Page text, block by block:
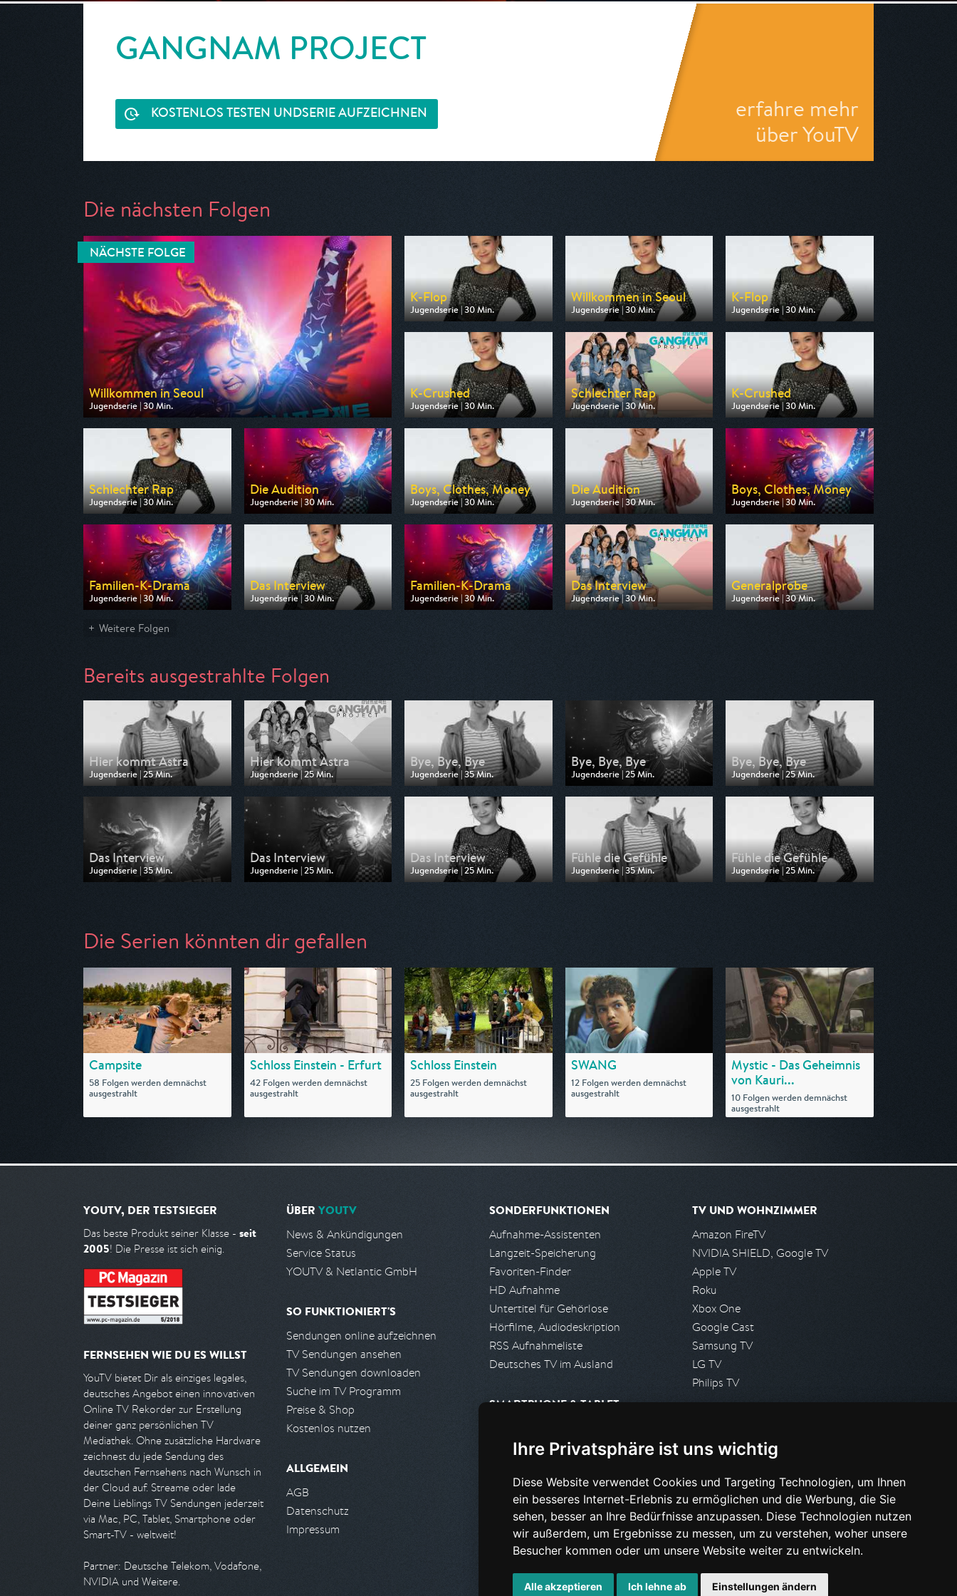
Ihre Privatsphäre ist uns wichtig
Diese Website verwendet Cookies und Targeting Technologien, um Ihnen
ein besseres Internet-Erlebnis zu ermöglichen und die Werbung, die Sie
sehen, besser an Ihre Bedürfnisse anzupassen. Diese Technologien nutzen
wir außerdem, um Ergebnisse zu messen, um zu verstehen, woher unsere
Besucher kommen oder um unsere Website weiter zu entwickeln.
Alle akzeptieren Ich lehne ab Einstellungen ändern
GANGNAM PROJECT
KOSTENLOS TESTEN UNDSERIE AUFZEICHNEN
erfahre mehr
über YouTV
Die nächsten Folgen
NÄCHSTE FOLGE
Willkommen in Seoul
Jugendserie | 30 Min.
Ausgestrahlt von Super RTL
am 24.08.2026, 11:50
K-Flop
Jugendserie | 30 Min.
Ausgestrahlt von Super RTL
am 24.08.2026, 12:20
Willkommen in Seoul
Jugendserie | 30 Min.
Ausgestrahlt von Toggo Plus
am 24.08.2026, 12:50
K-Flop
Jugendserie | 30 Min.
Ausgestrahlt von Toggo Plus
am 24.08.2026, 13:20
K-Crushed
Jugendserie | 30 Min.
Ausgestrahlt von Super RTL
am 25.08.2026, 11:50
Schlechter Rap
Jugendserie | 30 Min.
Ausgestrahlt von Super RTL
am 25.08.2026, 12:20
K-Crushed
Jugendserie | 30 Min.
Ausgestrahlt von Toggo Plus
am 25.08.2026, 12:50
Schlechter Rap
Jugendserie | 30 Min.
Ausgestrahlt von Toggo Plus
am 25.08.2026, 13:20
Die Audition
Jugendserie | 30 Min.
Ausgestrahlt von Super RTL
am 26.08.2026, 11:50
Boys, Clothes, Money
Jugendserie | 30 Min.
Ausgestrahlt von Super RTL
am 26.08.2026, 12:20
Die Audition
Jugendserie | 30 Min.
Ausgestrahlt von Toggo Plus
am 26.08.2026, 12:50
Boys, Clothes, Money
Jugendserie | 30 Min.
Ausgestrahlt von Toggo Plus
am 26.08.2026, 13:20
Familien-K-Drama
Jugendserie | 30 Min.
Ausgestrahlt von Super RTL
Das Interview
Jugendserie | 30 Min.
Ausgestrahlt von Super RTL
Familien-K-Drama
Jugendserie | 30 Min.
Ausgestrahlt von Toggo Plus
Das Interview
Jugendserie | 30 Min.
Ausgestrahlt von Toggo Plus
Generalprobe
Jugendserie | 30 Min.
Ausgestrahlt von Super RTL
Weitere Folgen
Bereits ausgestrahlte Folgen
Hier kommt Astra
Jugendserie | 25 Min.
Ausgestrahlt von Toggo Plus
am 03.07.2026, 20:20
Hier kommt Astra
Jugendserie | 25 Min.
Ausgestrahlt von Super RTL
am 03.07.2026, 19:20
Bye, Bye, Bye
Jugendserie | 35 Min.
Ausgestrahlt von Toggo Plus
am 03.07.2026, 16:35
Bye, Bye, Bye
Jugendserie | 25 Min.
Ausgestrahlt von Toggo Plus
am 02.07.2026, 20:20
Bye, Bye, Bye
Jugendserie | 25 Min.
Ausgestrahlt von Super RTL
am 02.07.2026, 19:20
Das Interview
Jugendserie | 35 Min.
Ausgestrahlt von Toggo Plus
Das Interview
Jugendserie | 25 Min.
Ausgestrahlt von Toggo Plus
Das Interview
Jugendserie | 25 Min.
Ausgestrahlt von Super RTL
Fühle die Gefühle
Jugendserie | 35 Min.
Ausgestrahlt von Toggo Plus
Fühle die Gefühle
Jugendserie | 25 Min.
Ausgestrahlt von Toggo Plus
Die Serien könnten dir gefallen
Campsite
58 Folgen werden demnächst
ausgestrahlt
Schloss Einstein - Erfurt
42 Folgen werden demnächst
ausgestrahlt
Schloss Einstein
25 Folgen werden demnächst
ausgestrahlt
SWANG
12 Folgen werden demnächst
ausgestrahlt
Mystic - Das Geheimnis
von Kauri...
10 Folgen werden demnächst
ausgestrahlt
YOUTV, DER TESTSIEGER
Das beste Produkt seiner Klasse - seit
2005! Die Presse ist sich einig.
FERNSEHEN WIE DU ES WILLST
YouTV bietet Dir als einziges legales,
deutsches Angebot einen innovativen
Online TV Rekorder zur Erstellung
deiner ganz persönlichen TV
Mediathek. Ohne zusätzliche Hardware
zeichnest du jede Sendung des
deutschen Fernsehens nach Wunsch in
der Cloud auf. Streame oder lade
Deine Lieblings TV Sendungen jederzeit
via Mac, PC, Tablet, Smartphone oder
Smart-TV - weltweit!
Partner: Deutsche Telekom, Vodafone,
NVIDIA und Weitere.
ÜBER YOUTV
News & Ankündigungen
Service Status
YOUTV & Netlantic GmbH
SO FUNKTIONIERT'S
Sendungen online aufzeichnen
TV Sendungen ansehen
TV Sendungen downloaden
Suche im TV Programm
Preise & Shop
Kostenlos nutzen
ALLGEMEIN
AGB
Datenschutz
Impressum
SONDERFUNKTIONEN
Aufnahme-Assistenten
Langzeit-Speicherung
Favoriten-Finder
HD Aufnahme
Untertitel für Gehörlose
Hörfilme, Audiodeskription
RSS Aufnahmeliste
Deutsches TV im Ausland
SMARTPHONE & TABLET
Android App
PARTNER
Partnerliste
Partner werden
TV UND WOHNZIMMER
Amazon FireTV
NVIDIA SHIELD, Google TV
Apple TV
Roku
Xbox One
Google Cast
Samsung TV
LG TV
Philips TV
Presseanfrage stellen
HILFE & SUPPORT
Häufig gestellte Fragen
Anfrage stellen